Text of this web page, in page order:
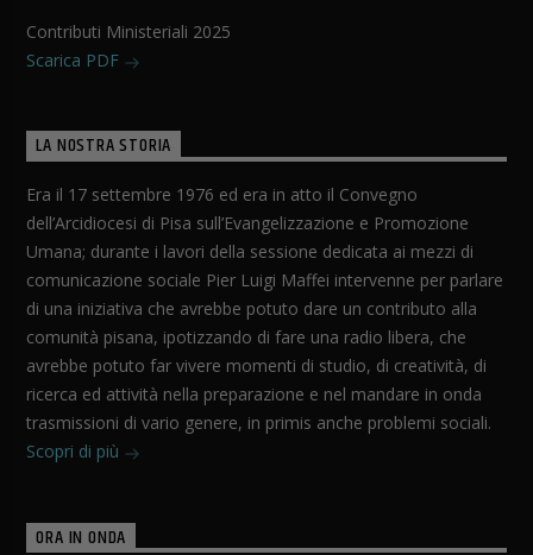
Contributi Ministeriali 2025
Scarica PDF
LA NOSTRA STORIA
Era il 17 settembre 1976 ed era in atto il Convegno
dell’Arcidiocesi di Pisa sull’Evangelizzazione e Promozione
Umana; durante i lavori della sessione dedicata ai mezzi di
comunicazione sociale Pier Luigi Maffei intervenne per parlare
di una iniziativa che avrebbe potuto dare un contributo alla
comunità pisana, ipotizzando di fare una radio libera, che
avrebbe potuto far vivere momenti di studio, di creatività, di
ricerca ed attività nella preparazione e nel mandare in onda
trasmissioni di vario genere, in primis anche problemi sociali.
Scopri di più
ORA IN ONDA